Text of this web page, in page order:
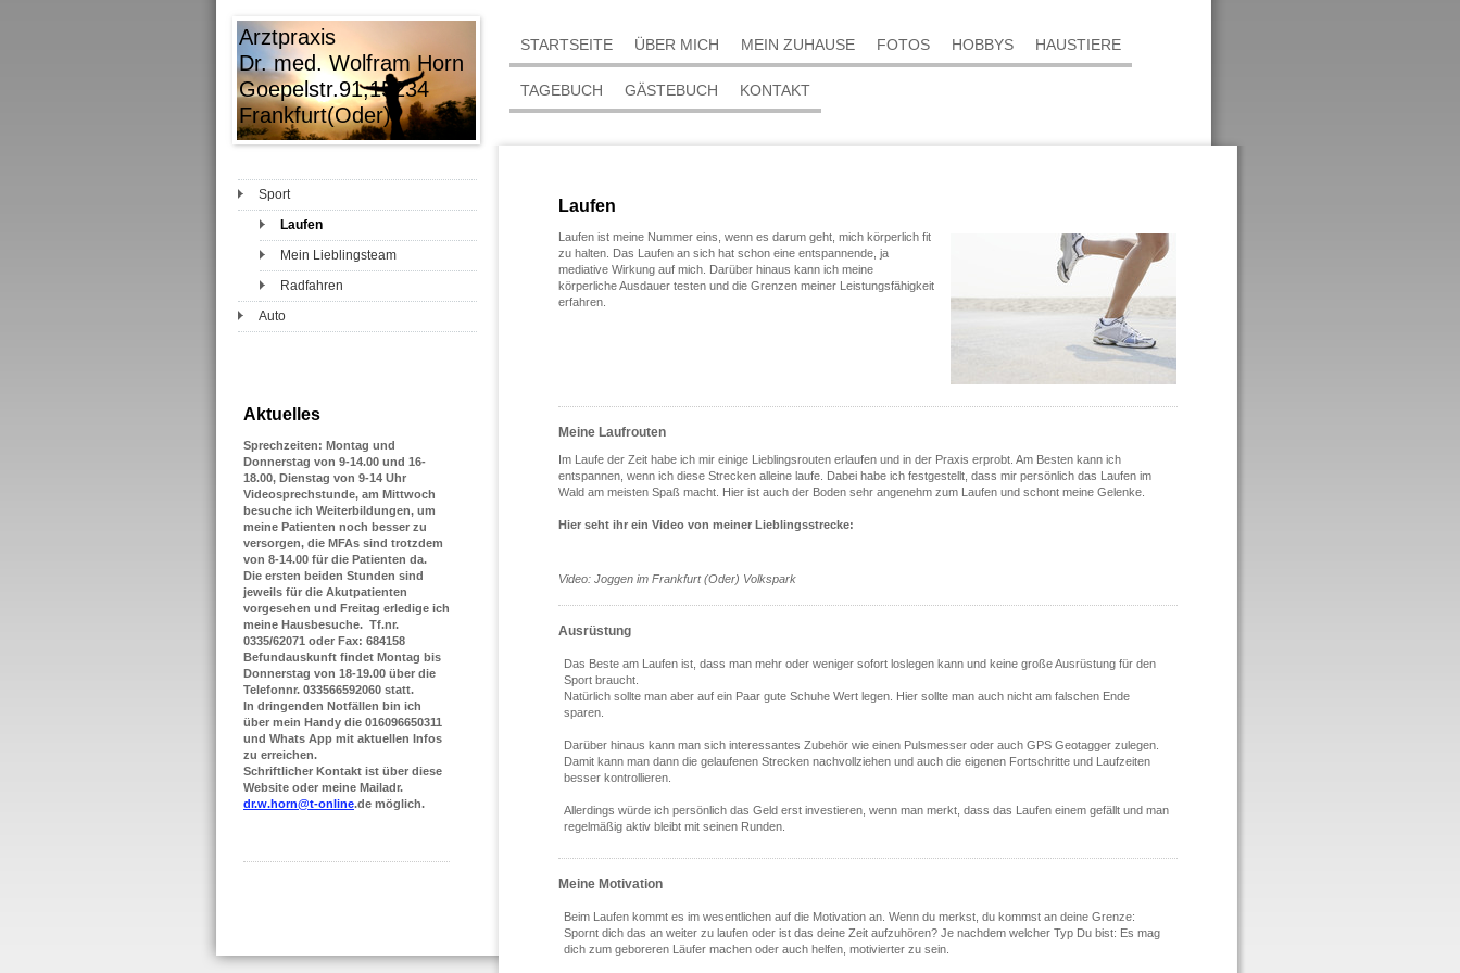
Arztpraxis
Dr. med. Wolfram Horn
Goepelstr.91,15234
Frankfurt(Oder)
Sport
Laufen
Mein Lieblingsteam
Radfahren
Auto
Aktuelles
Sprechzeiten: Montag und
Donnerstag von 9-14.00 und 16-
18.00, Dienstag von 9-14 Uhr
Videosprechstunde, am Mittwoch
besuche ich Weiterbildungen, um
meine Patienten noch besser zu
versorgen, die MFAs sind trotzdem
von 8-14.00 für die Patienten da.
Die ersten beiden Stunden sind
jeweils für die Akutpatienten
vorgesehen und Freitag erledige ich
meine Hausbesuche. Tf.nr.
0335/62071 oder Fax: 684158
Befundauskunft findet Montag bis
Donnerstag von 18-19.00 über die
Telefonnr. 033566592060 statt.
In dringenden Notfällen bin ich
über mein Handy die 016096650311
und Whats App mit aktuellen Infos
zu erreichen.
Schriftlicher Kontakt ist über diese
Website oder meine Mailadr.
dr.w.horn@t-online.de möglich.
STARTSEITE ÜBER MICH MEIN ZUHAUSE FOTOS HOBBYS HAUSTIERE
TAGEBUCH GÄSTEBUCH KONTAKT
Laufen
Laufen ist meine Nummer eins, wenn es darum geht, mich körperlich fit
zu halten. Das Laufen an sich hat schon eine entspannende, ja
mediative Wirkung auf mich. Darüber hinaus kann ich meine
körperliche Ausdauer testen und die Grenzen meiner Leistungsfähigkeit
erfahren.
Meine Laufrouten
Im Laufe der Zeit habe ich mir einige Lieblingsrouten erlaufen und in der Praxis erprobt. Am Besten kann ich
entspannen, wenn ich diese Strecken alleine laufe. Dabei habe ich festgestellt, dass mir persönlich das Laufen im
Wald am meisten Spaß macht. Hier ist auch der Boden sehr angenehm zum Laufen und schont meine Gelenke.
Hier seht ihr ein Video von meiner Lieblingsstrecke:
Video: Joggen im Frankfurt (Oder) Volkspark
Ausrüstung
Das Beste am Laufen ist, dass man mehr oder weniger sofort loslegen kann und keine große Ausrüstung für den
Sport braucht.
Natürlich sollte man aber auf ein Paar gute Schuhe Wert legen. Hier sollte man auch nicht am falschen Ende
sparen.
Darüber hinaus kann man sich interessantes Zubehör wie einen Pulsmesser oder auch GPS Geotagger zulegen.
Damit kann man dann die gelaufenen Strecken nachvollziehen und auch die eigenen Fortschritte und Laufzeiten
besser kontrollieren.
Allerdings würde ich persönlich das Geld erst investieren, wenn man merkt, dass das Laufen einem gefällt und man
regelmäßig aktiv bleibt mit seinen Runden.
Meine Motivation
Beim Laufen kommt es im wesentlichen auf die Motivation an. Wenn du merkst, du kommst an deine Grenze:
Spornt dich das an weiter zu laufen oder ist das deine Zeit aufzuhören? Je nachdem welcher Typ Du bist: Es mag
dich zum geboreren Läufer machen oder auch helfen, motivierter zu sein.